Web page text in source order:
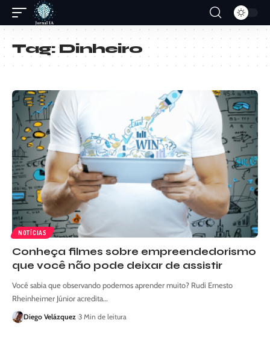
Tag:Dinheiro
NOTÍCIAS
Conheça filmes sobre empreendedorismo
que você não pode deixar de assistir
Você sabia que observando podemos aprender muito? Rudi Ernesto
Rheinheimer Júnior acredita…
Diego Velázquez 3 Min de leitura